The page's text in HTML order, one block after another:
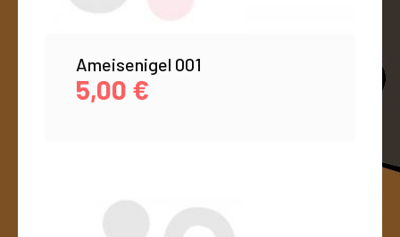
Ameisenigel 001
5,00 €